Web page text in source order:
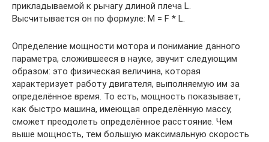
прикладываемой к рычагу длиной плеча L.
Высчитывается он по формуле: М = F * L.
Определение мощности мотора и понимание данного
параметра, сложившееся в науке, звучит следующим
образом: это физическая величина, которая
характеризует работу двигателя, выполняемую им за
определённое время. То есть, мощность показывает,
как быстро машина, имеющая определённую массу,
сможет преодолеть определённое расстояние. Чем
выше мощность, тем большую максимальную скорость